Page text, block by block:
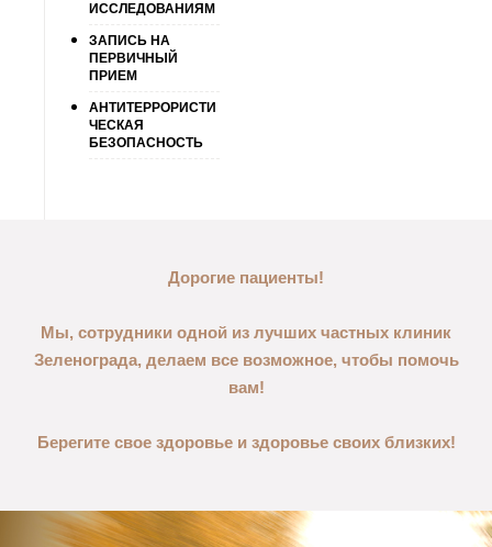
ИССЛЕДОВАНИЯМ
ЗАПИСЬ НА
ПЕРВИЧНЫЙ
ПРИЕМ
АНТИТЕРРОРИСТИ
ЧЕСКАЯ
БЕЗОПАСНОСТЬ
Дорогие пациенты!
Мы, сотрудники одной из лучших частных клиник
Зеленограда, делаем все возможное, чтобы помочь
вам!
Берегите свое здоровье и здоровье своих близких!